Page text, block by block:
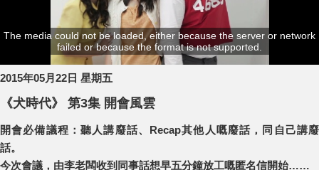
The media could not be loaded, either because the server or network
failed or because the format is not supported.
2015年05月22日 星期五
《犬時代》 第3集 開會風雲
開會必備議程：聽人講廢話、Recap其他人嘅廢話，同自己講廢
話。
今次會議，由李老闆收到同事話想早五分鐘放工嘅匿名信開始……